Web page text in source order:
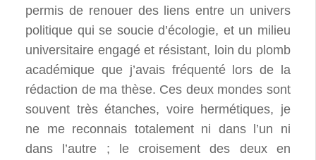
permis de renouer des liens entre un univers
politique qui se soucie d’écologie, et un milieu
universitaire engagé et résistant, loin du plomb
académique que j’avais fréquenté lors de la
rédaction de ma thèse. Ces deux mondes sont
souvent très étanches, voire hermétiques, je
ne me reconnais totalement ni dans l’un ni
dans l’autre ; le croisement des deux en